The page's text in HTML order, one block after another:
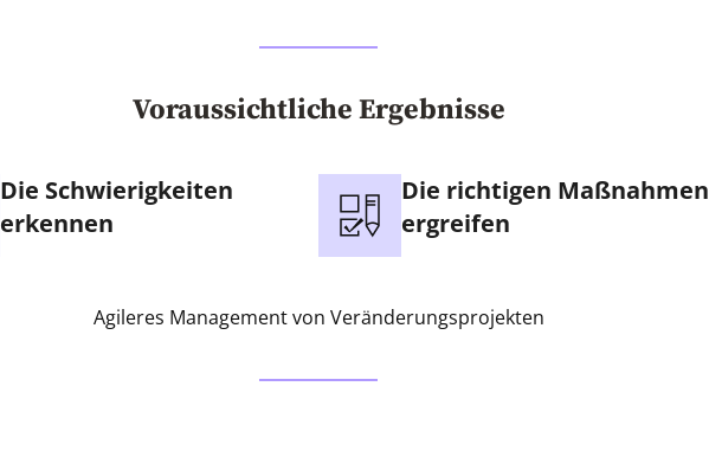
Voraussichtliche Ergebnisse
Die Schwierigkeiten
erkennen
Die richtigen Maßnahmen
ergreifen
Agileres Management von Veränderungsprojekten